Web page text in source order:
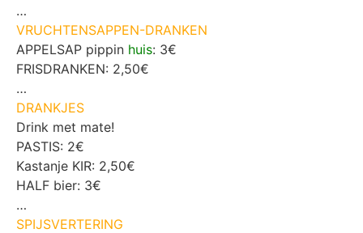
…
VRUCHTENSAPPEN-DRANKEN
APPELSAP pippin huis: 3€
FRISDRANKEN: 2,50€
…
DRANKJES
Drink met mate!
PASTIS: 2€
Kastanje KIR: 2,50€
HALF bier: 3€
…
SPIJSVERTERING